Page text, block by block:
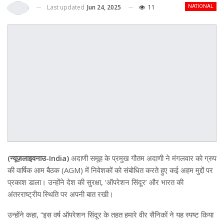
NATIONAL
Last updated Jun 24, 2025 11
(न्यूज़लाइवनाउ-India) अदाणी समूह के प्रमुख गौतम अदाणी ने मंगलवार को ग्रुप
की वार्षिक आम बैठक (AGM) में निवेशकों को संबोधित करते हुए कई अहम मुद्दों पर
प्रकाश डाला। उन्होंने देश की सुरक्षा, ‘ऑपरेशन सिंदूर’ और भारत की
अंतरराष्ट्रीय स्थिति पर अपनी बात रखी।
उन्होंने कहा, “इस वर्ष ऑपरेशन सिंदूर के तहत हमारे वीर सैनिकों ने यह स्पष्ट किया